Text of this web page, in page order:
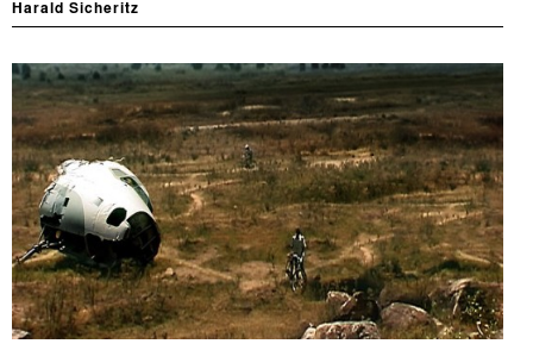
Harald Sicheritz